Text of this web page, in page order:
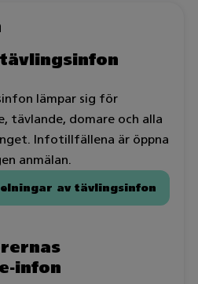
lämpar sig för
tävlande, domare och alla
Infotillfällena är öppna
anmälan.
av tävlingsinfon
infon